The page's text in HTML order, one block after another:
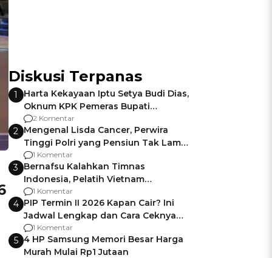
Diskusi Terpanas
1
Harta Kekayaan Iptu Setya Budi Dias,
Oknum KPK Pemeras Bupati
Pemalang
2 Komentar
2 Mengenal Lisda Cancer, Perwira
Tinggi Polri yang Pensiun Tak Lama
Usai Jadi Brigjen
1 Komentar
3 Bernafsu Kalahkan Timnas
Indonesia, Pelatih Vietnam
Berencana Pakai Jimat di Pakansari
1 Komentar
4 PIP Termin II 2026 Kapan Cair? Ini
Jadwal Lengkap dan Cara Ceknya
agar Dana Tidak Hangus!
1 Komentar
5 4 HP Samsung Memori Besar Harga
Murah Mulai Rp1 Jutaan